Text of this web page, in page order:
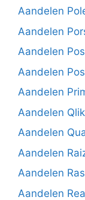
Aandelen
Aandelen
Aandelen
Aandelen
Aandelen
Aandelen
Aandelen
Aandelen
Aandelen
Aandelen